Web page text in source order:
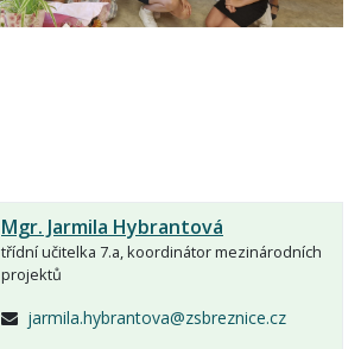
Mgr. Jarmila Hybrantová
třídní učitelka 7.a, koordinátor mezinárodních
projektů
jarmila.hybrantova@zsbreznice.cz